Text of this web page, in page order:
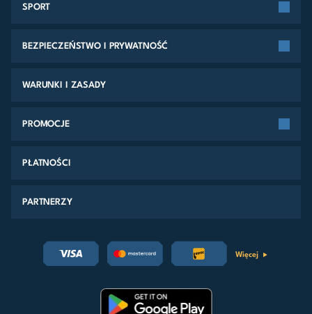
SPORT
BEZPIECZEŃSTWO I PRYWATNOŚĆ
WARUNKI I ZASADY
PROMOCJE
PŁATNOŚCI
PARTNERZY
Więcej